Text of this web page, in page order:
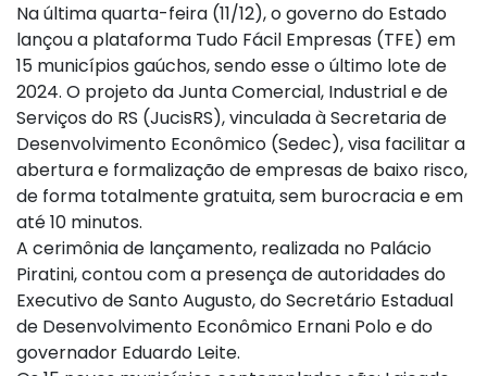
Na última quarta-feira (11/12), o governo do Estado
lançou a plataforma Tudo Fácil Empresas (TFE) em
15 municípios gaúchos, sendo esse o último lote de
2024. O projeto da Junta Comercial, Industrial e de
Serviços do RS (JucisRS), vinculada à Secretaria de
Desenvolvimento Econômico (Sedec), visa facilitar a
abertura e formalização de empresas de baixo risco,
de forma totalmente gratuita, sem burocracia e em
até 10 minutos.
A cerimônia de lançamento, realizada no Palácio
Piratini, contou com a presença de autoridades do
Executivo de Santo Augusto, do Secretário Estadual
de Desenvolvimento Econômico Ernani Polo e do
governador Eduardo Leite.